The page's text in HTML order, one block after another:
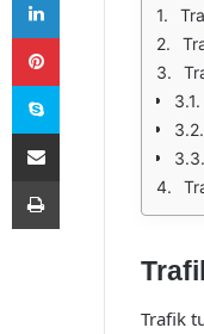
Trafik
Pinterest
Skype
E-Posta ile paylaş